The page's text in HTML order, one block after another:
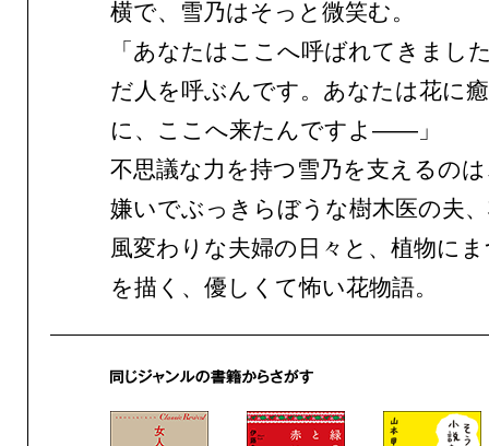
横で、雪乃はそっと微笑む。
「あなたはここへ呼ばれてきまし
だ人を呼ぶんです。あなたは花に
に、ここへ来たんですよ——」
不思議な力を持つ雪乃を支えるの
嫌いでぶっきらぼうな樹木医の夫
風変わりな夫婦の日々と、植物に
を描く、優しくて怖い花物語。